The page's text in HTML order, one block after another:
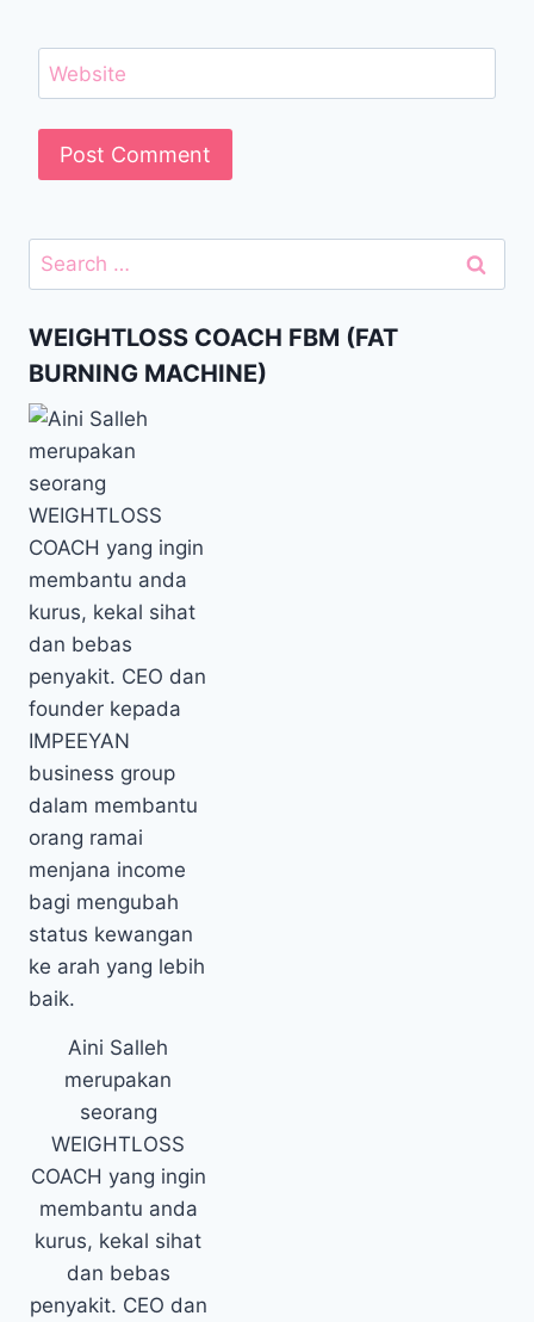
Website
WEIGHTLOSS COACH FBM (FAT
BURNING MACHINE)
Aini Salleh
merupakan
seorang
WEIGHTLOSS
COACH yang ingin
membantu anda
kurus, kekal sihat
dan bebas
penyakit. CEO dan